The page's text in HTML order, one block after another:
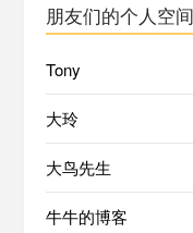
朋友们的个人空间
Tony
大玲
大鸟先生
牛牛的博客